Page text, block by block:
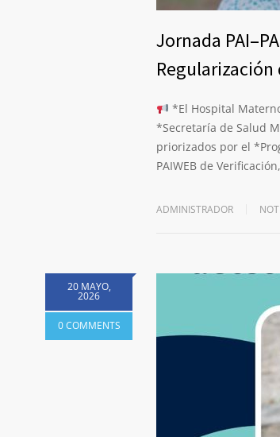
Jornada
Regularización
*El Hospital
*Secretaría de Salud
priorizados por el
PAIWEB de
ADMINISTRADOR
20 MAYO,
2026
0 COMMENTS